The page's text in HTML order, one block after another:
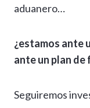
aduanero…
¿estamos ante
ante un plan
Seguiremos